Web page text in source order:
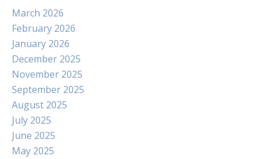
March 2026
February 2026
January 2026
December 2025
November 2025
September 2025
August 2025
July 2025
June 2025
May 2025